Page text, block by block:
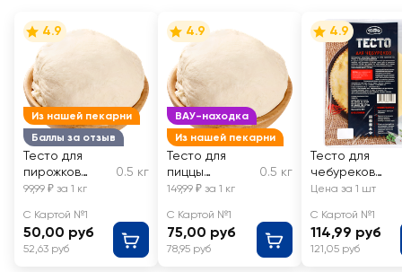
Из нашей пекарни
Баллы за отзыв
4.9
Тесто для
пирожков
охлажденное
весовое
0.5 кг
99,99 ₽ за 1 кг
С Картой №1
50,00 руб
52,63 руб
ВАУ-находка
Из нашей пекарни
4.9
Тесто для
пиццы
охлажденное
весовое
0.5 кг
149,99 ₽ за 1 кг
С Картой №1
75,00 руб
78,95 руб
4.9
Тесто для
чебуреков
ТЕСТОВ
Цена за 1 шт
С Картой №1
114,99 руб
121,05 руб